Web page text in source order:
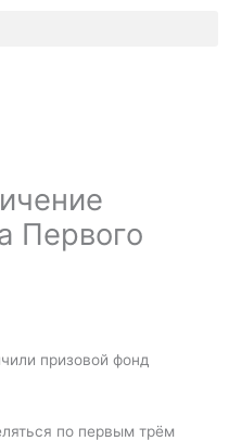
Первого
призовой фонд
по первым трём